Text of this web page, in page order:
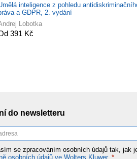
inteligence z pohledu
a GDPR, 2. vydání
Lobotka
391 Kč
do newsletteru
se zpracováním osobních údajů tak, jak
osobních údajů ve Wolters Kluwer. *